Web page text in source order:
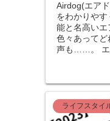
Airdog(エア
をわかりや
能と名高い
色々あってど
声も……。 エ
ライフスタイ